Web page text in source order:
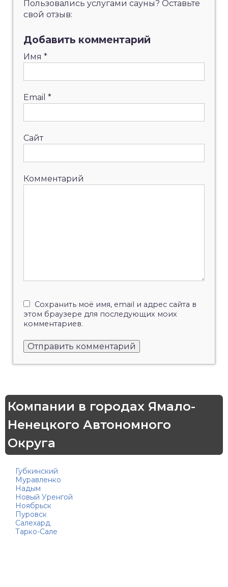
Пользовались услугами сауны? Оставьте
свой отзыв:
Добавить комментарий
Имя *
Email *
Сайт
Комментарий
Сохранить моё имя, email и адрес сайта в
этом браузере для последующих моих
комментариев.
Компании в городах Ямало-
Ненецкого Автономного
Округа
Губкинский
Муравленко
Надым
Новый Уренгой
Ноябрьск
Пуровск
Салехард
Тарко-Сале